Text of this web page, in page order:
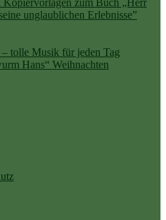
unglaublichen Erlebnisse”
tolle Musik für jeden Tag
Hans“ Weihnachten